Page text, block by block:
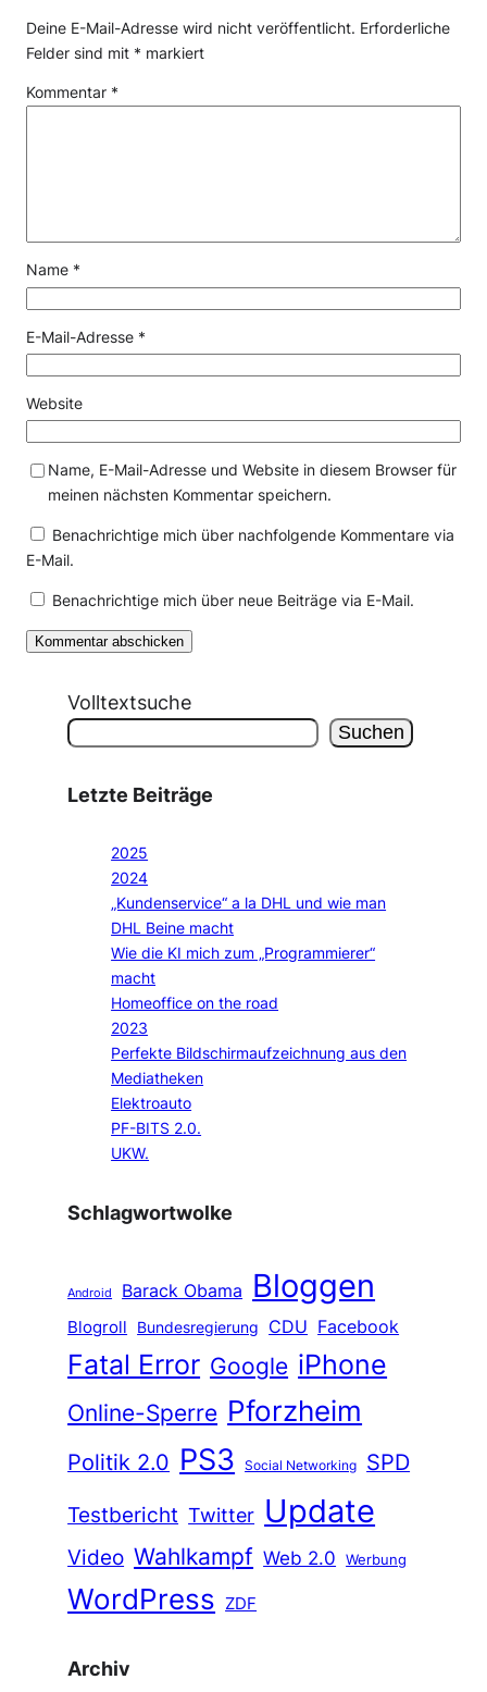
Deine E-Mail-Adresse wird nicht veröffentlicht. Erforderliche
Felder sind mit * markiert
Kommentar *
Name *
E-Mail-Adresse *
Website
Name, E-Mail-Adresse und Website in diesem Browser für
meinen nächsten Kommentar speichern.
Benachrichtige mich über nachfolgende Kommentare via
E-Mail.
Benachrichtige mich über neue Beiträge via E-Mail.
Volltextsuche
Suchen
Letzte Beiträge
2025
2024
„Kundenservice“ a la DHL und wie man
DHL Beine macht
Wie die KI mich zum „Programmierer“
macht
Homeoffice on the road
2023
Perfekte Bildschirmaufzeichnung aus den
Mediatheken
Elektroauto
PF-BITS 2.0.
UKW.
Schlagwortwolke
Android Barack Obama Bloggen
Blogroll Bundesregierung CDU Facebook
Fatal Error Google iPhone
Online-Sperre Pforzheim
Politik 2.0 PS3 Social Networking
SPD
Testbericht Twitter Update
Video Wahlkampf Web 2.0 Werbung
WordPress ZDF
Archiv